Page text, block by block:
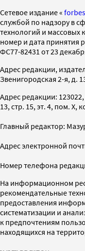
Cетевое издание «
службой по надзору в
технологий и
номер и дата принятия
ФС77-82431 от 23
Адрес редакции,
Звенигородская 2-я, д.
Адрес редакции:
13, стр. 15, эт. 4, пом. X,
Главный редактор:
Адрес электронной
Номер телефона
На информационном
рекомендательные
предоставления
систематизации и
к предпочтениям
находящихся на